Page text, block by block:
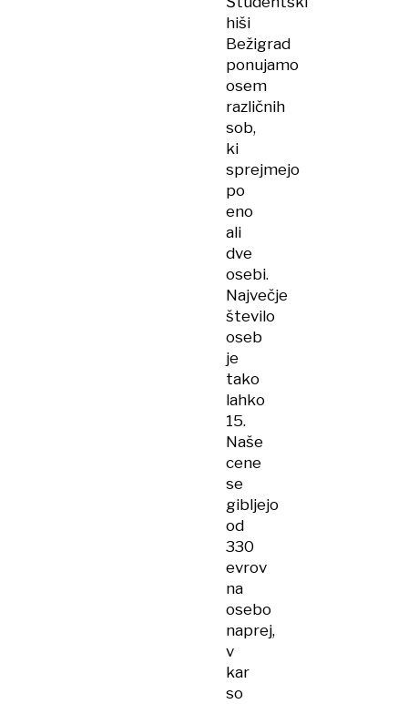
hiši
Bežigrad
ponujamo
osem
različnih
sob,
ki
sprejmejo
po
eno
ali
dve
osebi.
Največje
število
oseb
je
tako
lahko
15.
Naše
cene
se
gibljejo
od
330
evrov
na
osebo
naprej,
v
kar
so